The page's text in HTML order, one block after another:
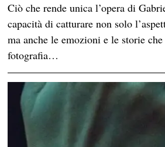
Ciò che rende unica l’opera di
capacità di catturare non solo
ma anche le emozioni e le storie
fotografia…